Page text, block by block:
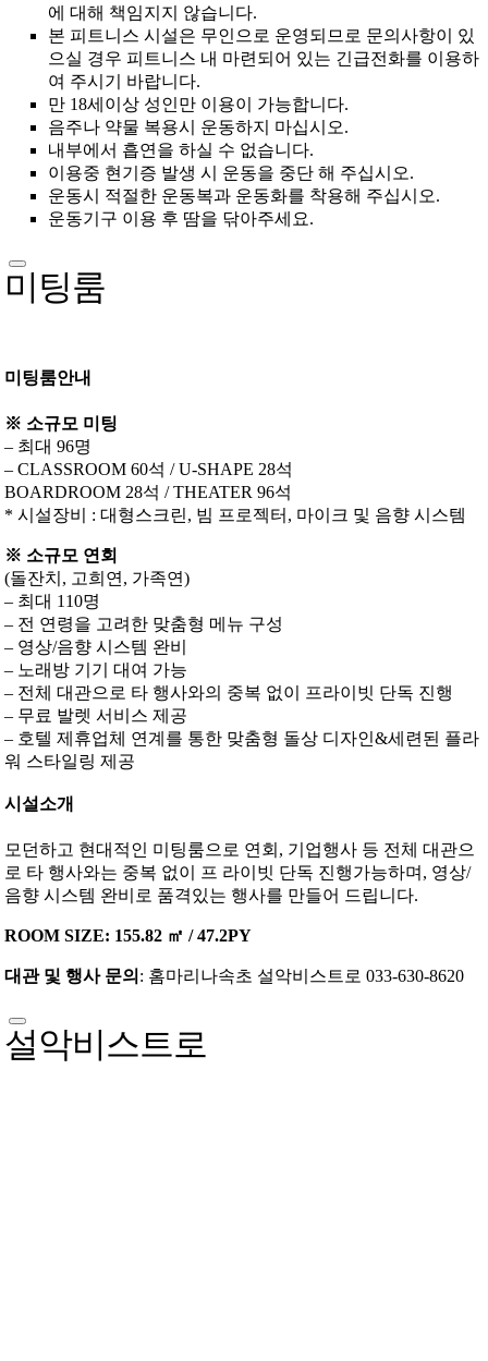
에 대해 책임지지 않습니다.
본 피트니스 시설은 무인으로 운영되므로 문의사항이 있
으실 경우 피트니스 내 마련되어 있는 긴급전화를 이용하
여 주시기 바랍니다.
만 18세이상 성인만 이용이 가능합니다.
음주나 약물 복용시 운동하지 마십시오.
내부에서 흡연을 하실 수 없습니다.
이용중 현기증 발생 시 운동을 중단 해 주십시오.
운동시 적절한 운동복과 운동화를 착용해 주십시오.
운동기구 이용 후 땀을 닦아주세요.
미팅룸
미팅룸안내
※ 소규모 미팅
– 최대 96명
– CLASSROOM 60석 / U-SHAPE 28석
BOARDROOM 28석 / THEATER 96석
* 시설장비 : 대형스크린, 빔 프로젝터, 마이크 및 음향 시스템
※ 소규모 연회
(돌잔치, 고희연, 가족연)
– 최대 110명
– 전 연령을 고려한 맞춤형 메뉴 구성
– 영상/음향 시스템 완비
– 노래방 기기 대여 가능
– 전체 대관으로 타 행사와의 중복 없이 프라이빗 단독 진행
– 무료 발렛 서비스 제공
– 호텔 제휴업체 연계를 통한 맞춤형 돌상 디자인&세련된 플라
워 스타일링 제공
시설소개
모던하고 현대적인 미팅룸으로 연회, 기업행사 등 전체 대관으
로 타 행사와는 중복 없이 프 라이빗 단독 진행가능하며, 영상/
음향 시스템 완비로 품격있는 행사를 만들어 드립니다.
ROOM SIZE: 155.82 ㎡ / 47.2PY
대관 및 행사 문의 : 홈마리나속초 설악비스트로 033-630-8620
설악비스트로